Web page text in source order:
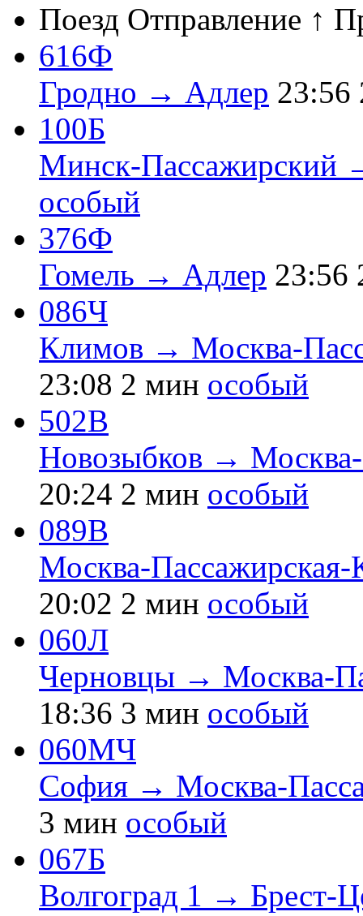
Поезд Отправление ↑
616Ф
Гродно → Адлер 23:56
100Б
Минск-Пассажирский
особый
376Ф
Гомель → Адлер 23:56
086Ч
Климов → Москва-
23:08 2 мин особый
502В
Новозыбков → Москва-
20:24 2 мин особый
089В
Москва-
20:02 2 мин особый
060Л
Черновцы → Москва-
18:36 3 мин особый
060МЧ
София → Москва-
3 мин особый
067Б
Волгоград 1 → Брест-